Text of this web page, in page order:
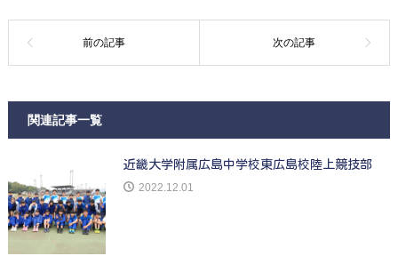
関連記事一覧
近畿大学附属広島中学校東広島校陸上競技部
2022.12.01